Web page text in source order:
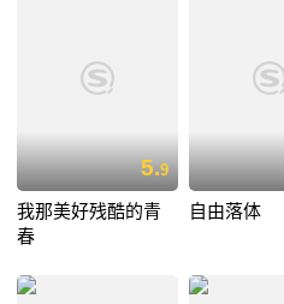
5.9
我那美好残酷的青
春
自由落体